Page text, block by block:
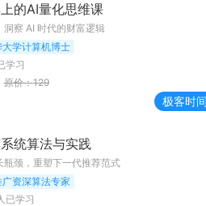
的AI量化思维课
洞察 AI 时代的财富逻辑
大学计算机博士
学习
原价：129
极客时间
统算法与实践
瓶颈，重塑下一代推荐范式
广资深算法专家
已学习